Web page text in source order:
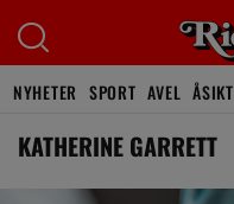
NYHETER SPORT AVEL ÅSIKT
KATHERINE GARRETT